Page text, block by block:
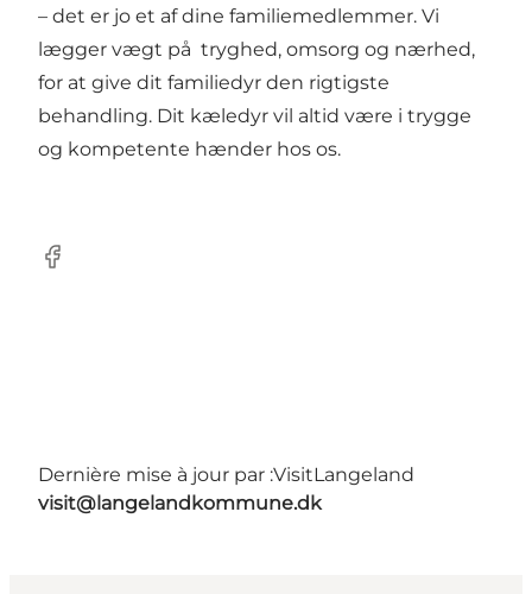
– det er jo et af dine familiemedlemmer. Vi
lægger vægt på tryghed, omsorg og nærhed,
for at give dit familiedyr den rigtigste
behandling. Dit kæledyr vil altid være i trygge
og kompetente hænder hos os.
Facebook
Dernière mise à jour par :VisitLangeland
visit@langelandkommune.dk